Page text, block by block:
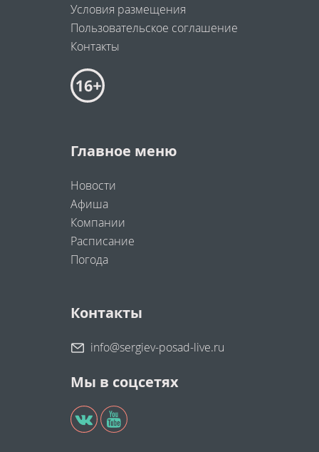
Условия размещения
Пользовательское соглашение
Контакты
Главное меню
Новости
Афиша
Компании
Расписание
Погода
Контакты
info@sergiev-posad-live.ru
Мы в соцсетях